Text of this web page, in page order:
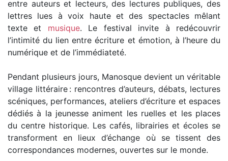
entre auteurs et lecteurs, des lectures publiques, des
lettres lues à voix haute et des spectacles mêlant
texte et musique. Le festival invite à redécouvrir
l’intimité du lien entre écriture et émotion, à l’heure du
numérique et de l’immédiateté.
Pendant plusieurs jours, Manosque devient un véritable
village littéraire : rencontres d’auteurs, débats, lectures
scéniques, performances, ateliers d’écriture et espaces
dédiés à la jeunesse animent les ruelles et les places
du centre historique. Les cafés, librairies et écoles se
transforment en lieux d’échange où se tissent des
correspondances modernes, ouvertes sur le monde.